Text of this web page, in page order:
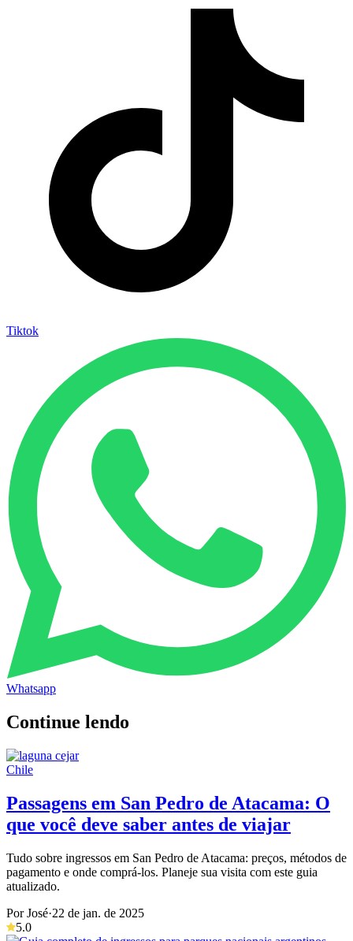
Tiktok
Whatsapp
Continue lendo
Chile
Passagens em San Pedro de Atacama: O
que você deve saber antes de viajar
Tudo sobre ingressos em San Pedro de Atacama: preços, métodos de
pagamento e onde comprá-los. Planeje sua visita com este guia
atualizado.
Por José·22 de jan. de 2025
5.0